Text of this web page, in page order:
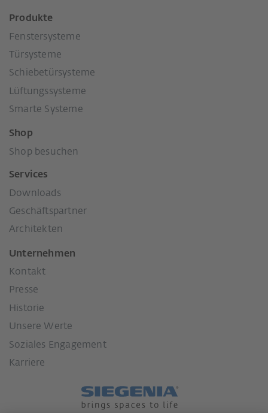
Produkte
Fenstersysteme
Türsysteme
Schiebetürsysteme
Lüftungssysteme
Smarte Systeme
Shop
Shop besuchen
Services
Downloads
Geschäftspartner
Architekten
Unternehmen
Kontakt
Presse
Historie
Unsere Werte
Soziales Engagement
Karriere